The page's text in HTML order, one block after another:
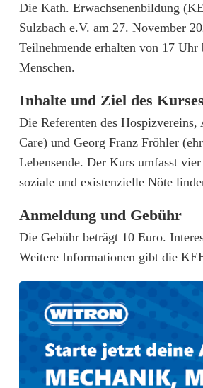
K
u
r
z
n
o
t
e
r
t
A
Die Kath. Erwachsenenbildung
Sulzbach e.V. am 27. November
Teilnehmende erhalten von 17
Menschen.
Inhalte und Ziel des Kurses
Die Referenten des
Care) und Georg Franz Fröhler
Lebensende. Der Kurs umfasst
soziale und existenzielle Nöte
Anmeldung und Gebühr
Die Gebühr beträgt 10 Euro.
Weitere Informationen gibt die